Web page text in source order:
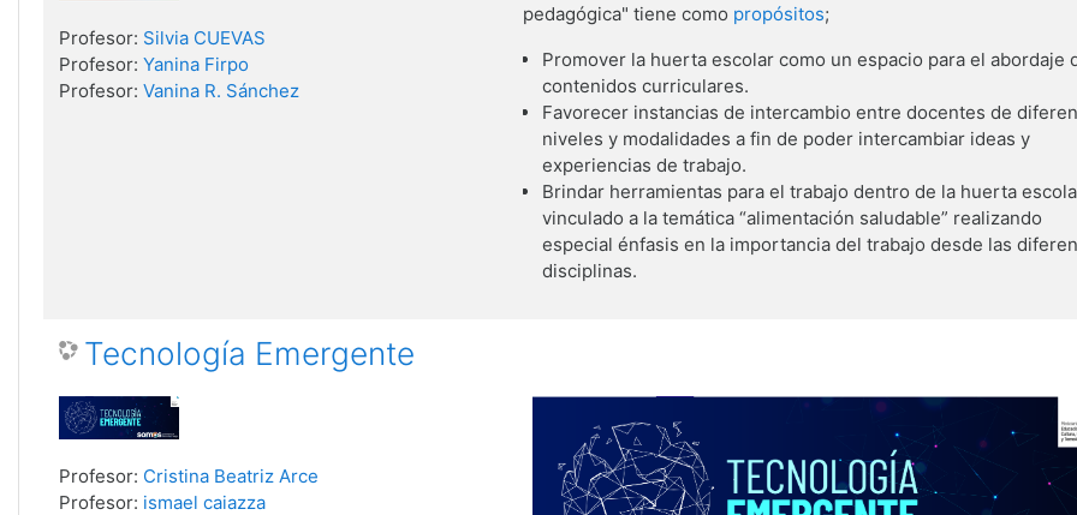
pedagógica" tiene como propósitos;
Promover la huerta escolar como un espacio para el abordaje
contenidos curriculares.
Favorecer instancias de intercambio entre docentes de
niveles y modalidades a fin de poder intercambiar ideas y
experiencias de trabajo.
Brindar herramientas para el trabajo dentro de la huerta
vinculado a la temática “alimentación saludable” realizando
especial énfasis en la importancia del trabajo desde las
disciplinas.
Profesor: Silvia CUEVAS
Profesor: Yanina Firpo
Profesor: Vanina R. Sánchez
Tecnología Emergente
Profesor: Cristina Beatriz Arce
Profesor: ismael caiazza